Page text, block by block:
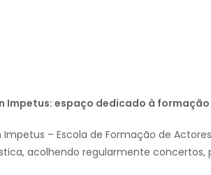
Impetus: espaço dedicado à
Impetus – Escola de Formação de
acolhendo regularmente